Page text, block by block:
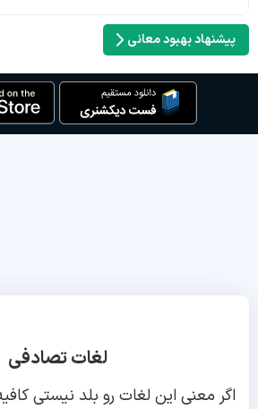
پیشنهاد بهبود معانی
لغات تصادفی
اگر معنی این لغات رو بلد نیستی